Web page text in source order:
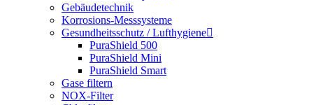
Gebäudetechnik
Korrosions-Messsysteme
Gesundheitsschutz / Lufthygiene
PuraShield 500
PuraShield Mini
PuraShield Smart
Gase filtern
NOX-Filter